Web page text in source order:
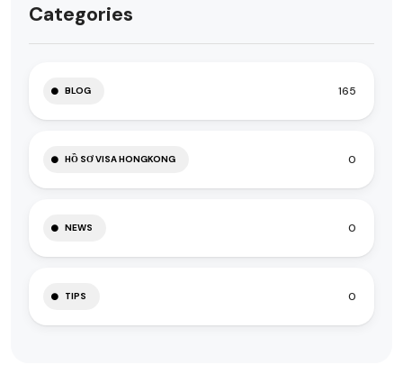
Categories
BLOG 165
HỒ SƠ VISA HONGKONG 0
NEWS 0
TIPS 0